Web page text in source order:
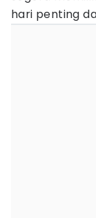
hari penting